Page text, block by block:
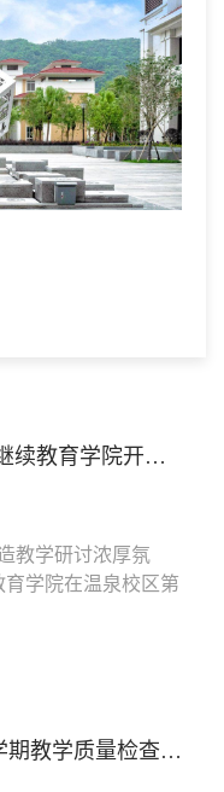
磨课促成长 深耕提质量——继续教育学院开展磨课专项行动
教学研讨浓厚氛
育学院在温泉校区第
继续教育学院教研室召开新学期教学质量检查会--聚焦课堂实效...